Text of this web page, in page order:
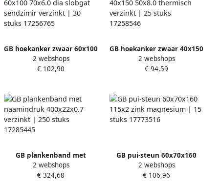
GB hoekanker zwaar 60x100
70x6.0 dia slobgat
sendzimir verzinkt | 30
2 webshops
€ 102,90
GB hoekanker zwaar 40x150
50x8.0 thermisch verzinkt |
25 stuks 17258546
2 webshops
€ 94,59
GB plankenband met
naamindruk 400x22x0.7
verzinkt | 250 stuks
2 webshops
€ 324,68
GB pui-steun 60x70x160
115x2 zink magnesium | 15
stuks 17773516
2 webshops
€ 106,96